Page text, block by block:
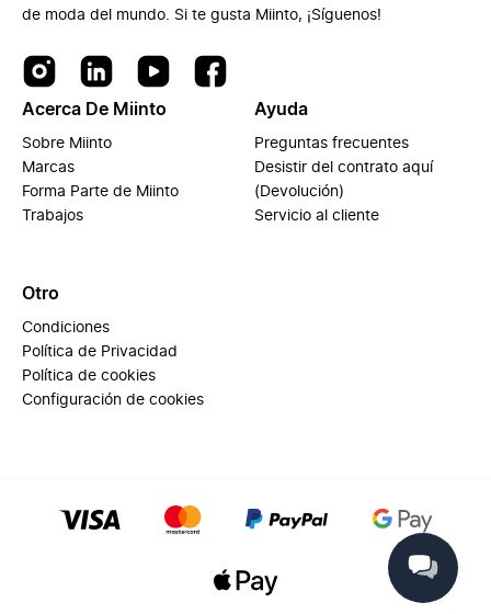
de moda del mundo. Si te gusta Miinto, ¡Síguenos!
Acerca De Miinto
Sobre Miinto
Marcas
Forma Parte de Miinto
Trabajos
Ayuda
Preguntas frecuentes
Desistir del contrato aquí
(Devolución)
Servicio al cliente
Otro
Condiciones
Política de Privacidad
Política de cookies
Configuración de cookies